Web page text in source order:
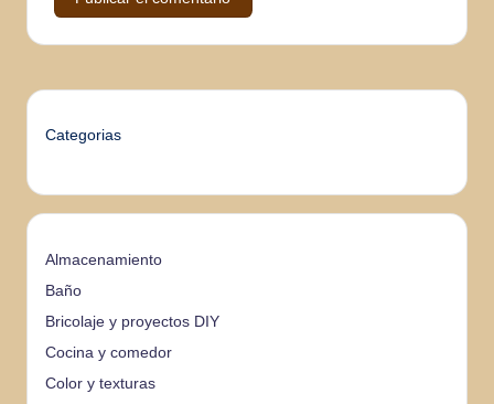
Categorias
Almacenamiento
Baño
Bricolaje y proyectos DIY
Cocina y comedor
Color y texturas